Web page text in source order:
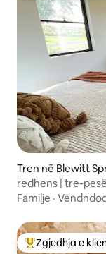
Tren në Blewitt
redhens | tre-
Familje ·
Më të mirat e
Zgjedhja e